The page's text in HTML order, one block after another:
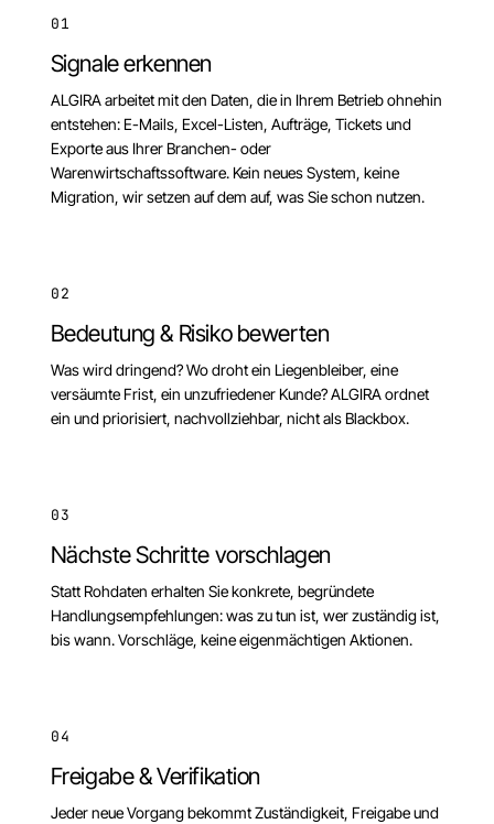
01
Signale erkennen
ALGIRA arbeitet mit den Daten, die in Ihrem Betrieb ohnehin
entstehen: E-Mails, Excel-Listen, Aufträge, Tickets und
Exporte aus Ihrer Branchen- oder
Warenwirtschaftssoftware. Kein neues System, keine
Migration, wir setzen auf dem auf, was Sie schon nutzen.
02
Bedeutung & Risiko bewerten
Was wird dringend? Wo droht ein Liegenbleiber, eine
versäumte Frist, ein unzufriedener Kunde? ALGIRA ordnet
ein und priorisiert, nachvollziehbar, nicht als Blackbox.
03
Nächste Schritte vorschlagen
Statt Rohdaten erhalten Sie konkrete, begründete
Handlungsempfehlungen: was zu tun ist, wer zuständig ist,
bis wann. Vorschläge, keine eigenmächtigen Aktionen.
04
Freigabe & Verifikation
Jeder neue Vorgang bekommt Zuständigkeit, Freigabe und